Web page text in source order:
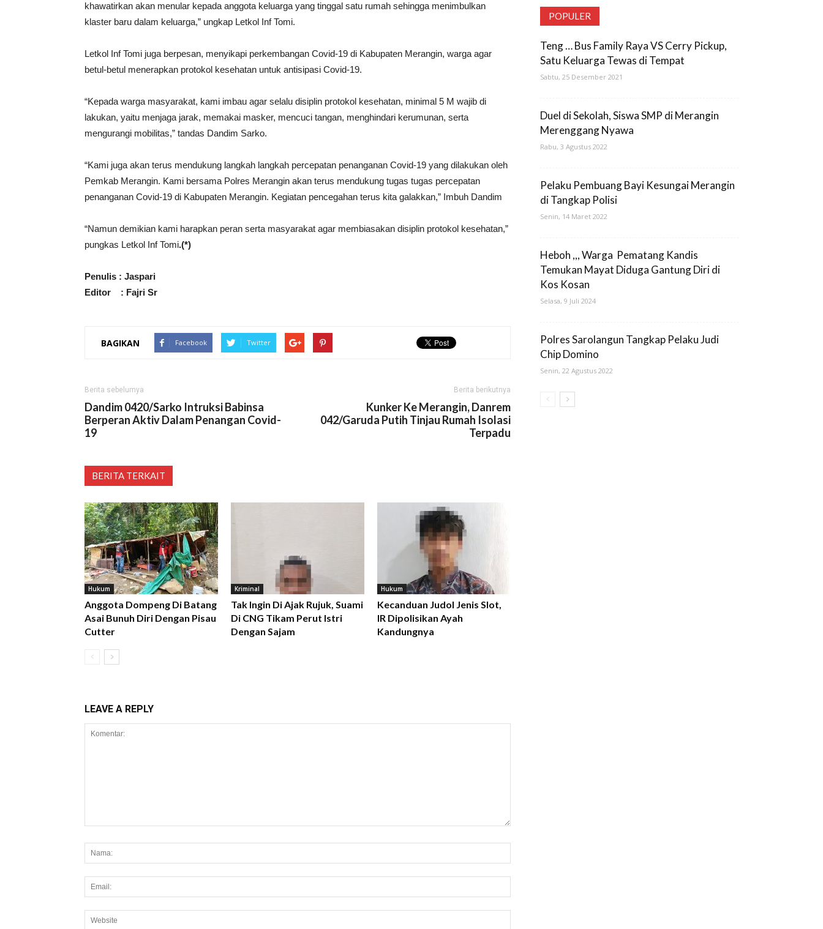
khawatirkan akan menular kepada anggota keluarga yang tinggal satu rumah sehingga menimbulkan
klaster baru dalam keluarga,” ungkap Letkol Inf Tomi.
Letkol Inf Tomi juga berpesan, menyikapi perkembangan Covid-19 di Kabupaten Merangin, warga agar
betul-betul menerapkan protokol kesehatan untuk antisipasi Covid-19.
“Kepada warga masyarakat, kami imbau agar selalu disiplin protokol kesehatan, minimal 5 M wajib di
lakukan, yaitu menjaga jarak, memakai masker, mencuci tangan, menghindari kerumunan, serta
mengurangi mobilitas,” tandas Dandim Sarko.
“Kami juga akan terus mendukung langkah langkah percepatan penanganan Covid-19 yang dilakukan oleh
Pemkab Merangin. Kami bersama Polres Merangin akan terus mendukung tugas tugas percepatan
penanganan Covid-19 di Kabupaten Merangin. Kegiatan pencegahan terus kita galakkan,” Imbuh Dandim
“Namun demikian kami harapkan peran serta masyarakat agar membiasakan disiplin protokol kesehatan,”
pungkas Letkol Inf Tomi.(*)
Penulis : Jaspari
Editor : Fajri Sr
BAGIKAN Facebook Twitter
Berita sebelumya
Dandim 0420/Sarko Intruksi Babinsa
Berperan Aktiv Dalam Penangan Covid-
19
Berita berikutnya
Kunker Ke Merangin, Danrem
042/Garuda Putih Tinjau Rumah Isolasi
Terpadu
BERITA TERKAIT
Hukum
Anggota Dompeng Di Batang
Asai Bunuh Diri Dengan Pisau
Cutter
Kriminal
Tak Ingin Di Ajak Rujuk, Suami
Di CNG Tikam Perut Istri
Dengan Sajam
Hukum
Kecanduan Judol Jenis Slot,
IR Dipolisikan Ayah
Kandungnya
LEAVE A REPLY
POPULER
Teng … Bus Family Raya VS Cerry Pickup,
Satu Keluarga Tewas di Tempat
Sabtu, 25 Desember 2021
Duel di Sekolah, Siswa SMP di Merangin
Merenggang Nyawa
Rabu, 3 Agustus 2022
Pelaku Pembuang Bayi Kesungai Merangin
di Tangkap Polisi
Senin, 14 Maret 2022
Heboh ,,, Warga Pematang Kandis
Temukan Mayat Diduga Gantung Diri di
Kos Kosan
Selasa, 9 Juli 2024
Polres Sarolangun Tangkap Pelaku Judi
Chip Domino
Senin, 22 Agustus 2022